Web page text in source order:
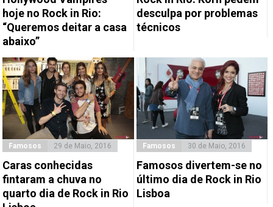
hoje no Rock in Rio:
“Queremos deitar a casa
abaixo”
desculpa por problemas
técnicos
Famosos 29 de Maio, 2016
Caras conhecidas
fintaram a chuva no
quarto dia de Rock in Rio
Famosos 30 de Maio, 2016
Famosos divertem-se no
último dia de Rock in Rio
Lisboa